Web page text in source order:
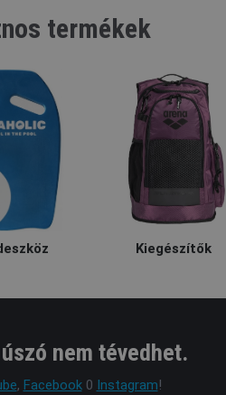
termékek
Kiegészítők
nem tévedhet.
, Facebook0 Instagram!